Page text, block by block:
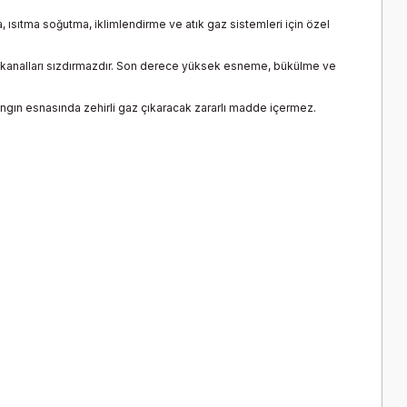
ısıtma soğutma, iklimlendirme ve atık gaz sistemleri için özel
sızdırmazdır. Son derece yüksek esneme, bükülme ve
esnasında zehirli gaz çıkaracak zararlı madde içermez.